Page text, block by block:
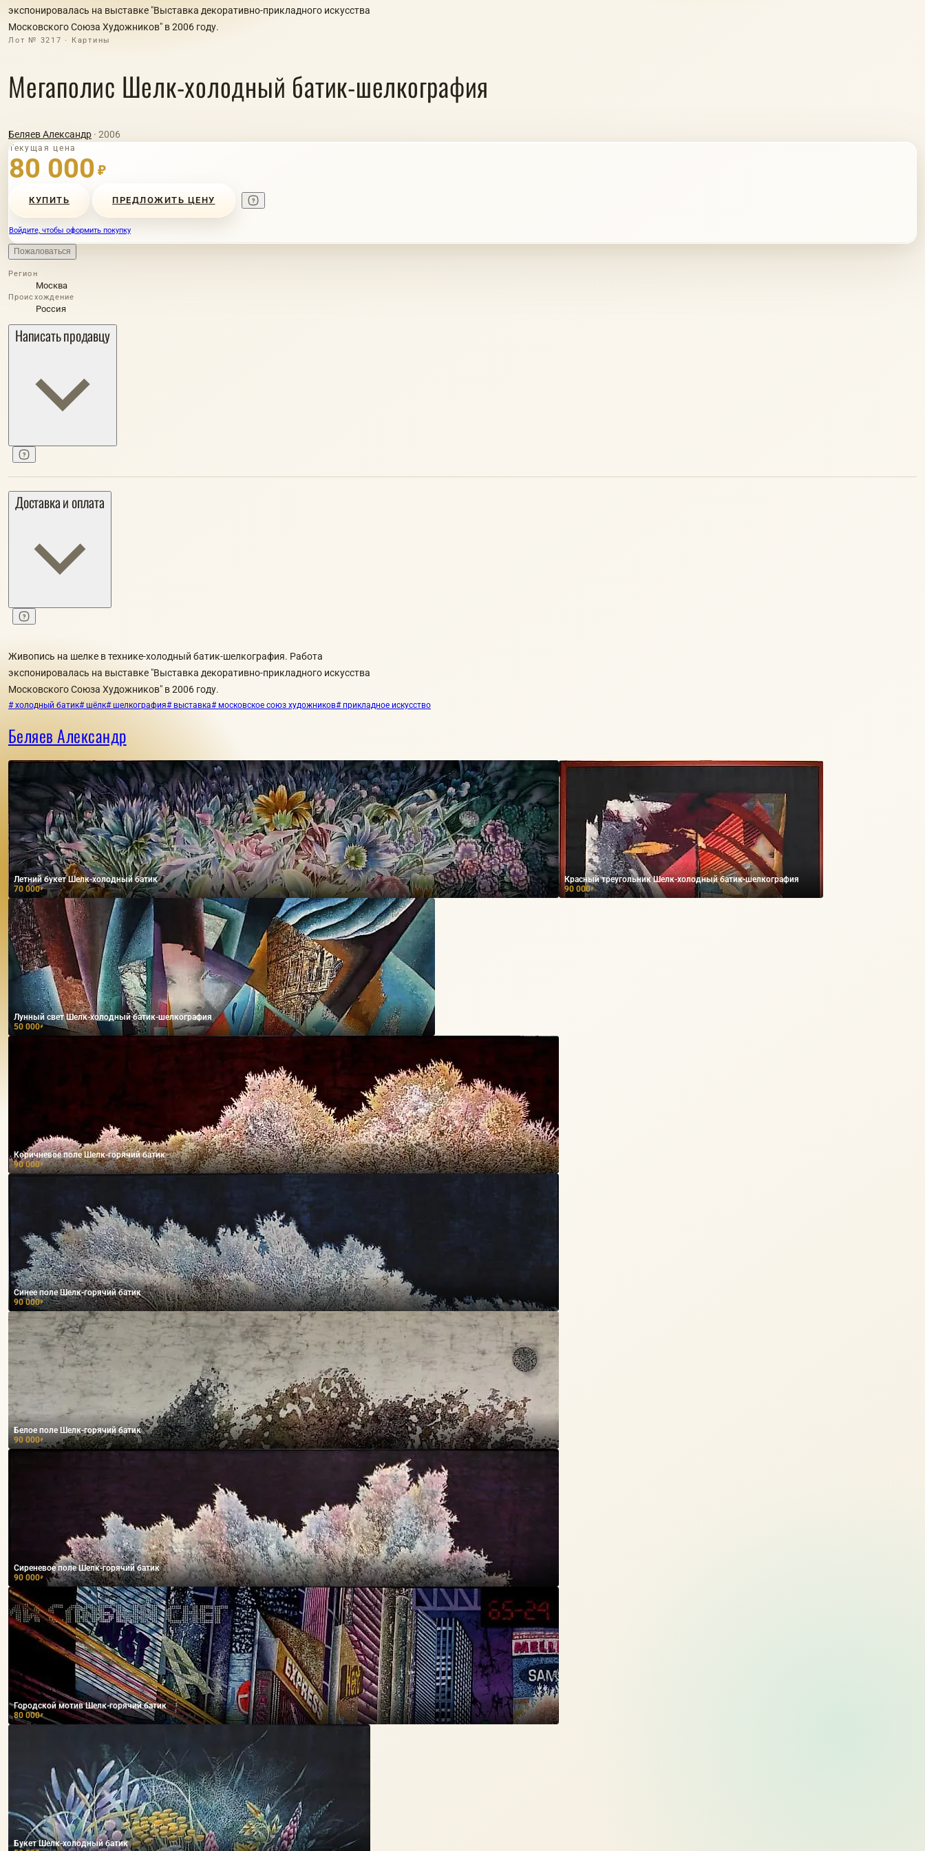
экспонировалась на выставке "Выставка декоративно-прикладного искусства
Московского Союза Художников" в 2006 году.
Лот № 3217 · Картины
Мегаполис Шелк-холодный батик-шелкография
Беляев Александр · 2006
Текущая цена
80 000 ₽
КУПИТЬ ПРЕДЛОЖИТЬ ЦЕНУ
Войдите, чтобы оформить покупку
Пожаловаться
Регион
Москва
Происхождение
Россия
Написать продавцу
Доставка и оплата
Живопись на шелке в технике-холодный батик-шелкография. Работа
экспонировалась на выставке "Выставка декоративно-прикладного искусства
Московского Союза Художников" в 2006 году.
# холодный батик# шёлк# шелкография# выставка# московское союз художников# прикладное искусство
Беляев Александр
Летний букет Шелк-холодный батик
70 000₽
Красный треугольник Шелк-холодный батик-шелкография
90 000₽
Лунный свет Шелк-холодный батик-шелкография
50 000₽
Коричневое поле Шелк-горячий батик
90 000₽
Синее поле Шелк-горячий батик
90 000₽
Белое поле Шелк-горячий батик
90 000₽
Сиреневое поле Шелк-горячий батик
90 000₽
Городской мотив Шелк-горячий батик
80 000₽
Букет Шелк-холодный батик